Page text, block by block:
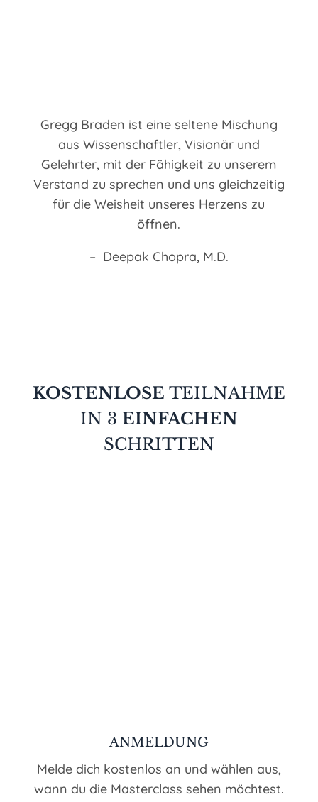
Gregg Braden ist eine seltene Mischung
aus Wissenschaftler, Visionär und
Gelehrter, mit der Fähigkeit zu unserem
Verstand zu sprechen und uns gleichzeitig
für die Weisheit unseres Herzens zu
öffnen.
– Deepak Chopra, M.D.
KOSTENLOSE TEILNAHME
IN 3 EINFACHEN
SCHRITTEN
ANMELDUNG
Melde dich kostenlos an und wählen aus,
wann du die Masterclass sehen möchtest.